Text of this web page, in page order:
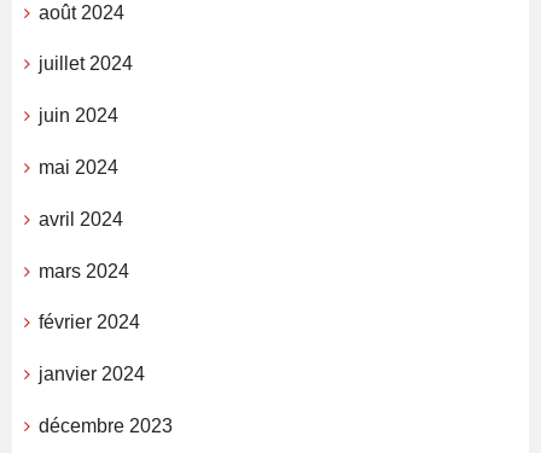
août 2024
juillet 2024
juin 2024
mai 2024
avril 2024
mars 2024
février 2024
janvier 2024
décembre 2023